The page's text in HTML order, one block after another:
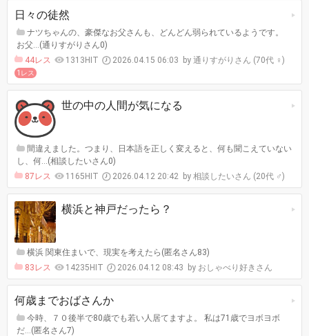
日々の徒然
ナツちゃんの、豪傑なお父さんも、どんどん弱られているようです。
お父…(通りすがりさん0)
44レス
1313HIT 2026.04.15 06:03 通りすがりさん (70代 ♀)
1レス
世の中の人間が気になる
間違えました。つまり、日本語を正しく変えると、何も聞こえていない
し、何…(相談したいさん0)
87レス
1165HIT 2026.04.12 20:42 相談したいさん (20代 ♂)
横浜と神戸だったら？
横浜 関東住まいで、現実を考えたら(匿名さん83)
83レス
14235HIT 2026.04.12 08:43 おしゃべり好きさん
何歳までおばさんか
今時、７０後半で80歳でも若い人居てますよ。 私は71歳でヨボヨボ
だ…(匿名さん7)